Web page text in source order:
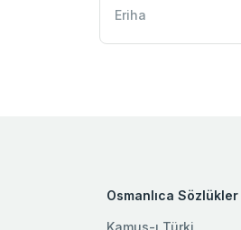
Eriha
Osmanlıca Sözlükler